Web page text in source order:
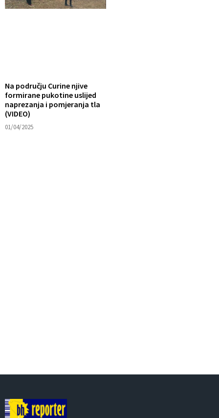
Na području Curine njive
formirane pukotine uslijed
naprezanja i pomjeranja tla
(VIDEO)
01/04/2025